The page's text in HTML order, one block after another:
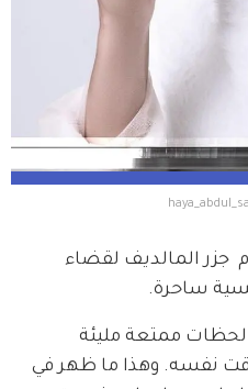
جزر المالديف لقضاء
ساحرة.
لحظات ممتعة مليئة
نفسه. وهذا ما ظهر في